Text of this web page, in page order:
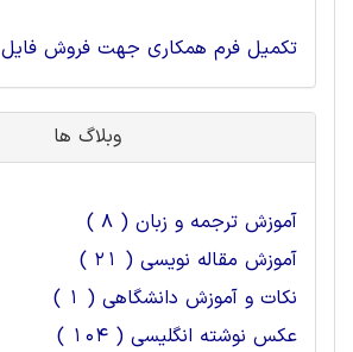
تکمیل فرم همکاری جهت فروش فایل
وبلاگ ها
آموزش ترجمه و زبان ( 8 )
آموزش مقاله نویسی ( 21 )
نکات و آموزش دانشگاهی ( 1 )
عکس نوشته انگلیسی ( 104 )